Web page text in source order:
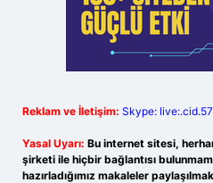
Reklam ve İletişim: Skype:
Yasal Uyarı: Bu internet sitesi,
şirketi ile hiçbir bağlantısı
hazırladığımız makaleler